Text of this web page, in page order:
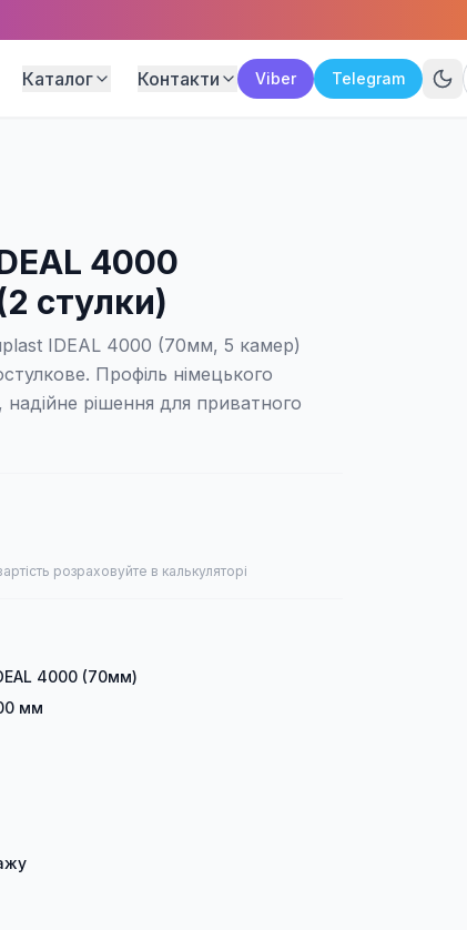
Каталог Контакти Viber Telegram
4000
стулки)
IDEAL 4000 (70мм, 5 камер)
Профіль німецького
рішення для приватного
розраховуйте в калькуляторі
4000 (70мм)
мм